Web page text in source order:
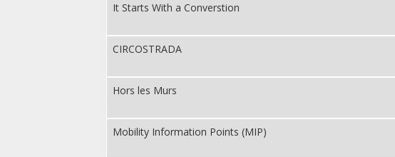
It Starts With a Converstion
CIRCOSTRADA
Hors les Murs
Mobility Information Points (MIP)